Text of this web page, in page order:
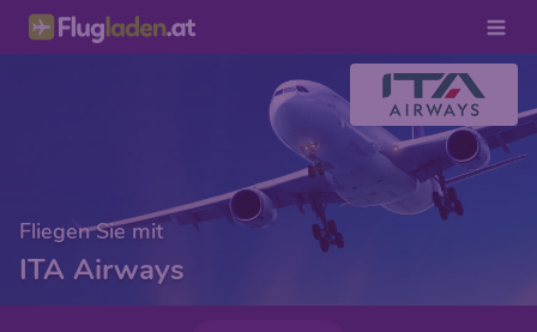
Fliegen Sie mit
ITA Airways